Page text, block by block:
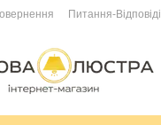
Питання-Відповіді